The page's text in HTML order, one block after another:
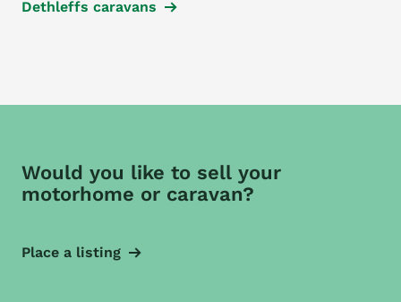
Dethleffs caravans
Would you like to sell your
motorhome or caravan?
Place a listing